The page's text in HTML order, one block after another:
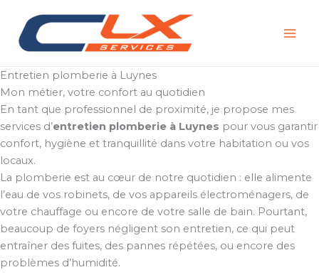
contenu
Entretien plomberie à Luynes
Mon métier, votre confort au quotidien
En tant que professionnel de proximité, je propose mes
services d’entretien plomberie à Luynes pour vous garantir
confort, hygiène et tranquillité dans votre habitation ou vos
locaux.
La plomberie est au cœur de notre quotidien : elle alimente
l’eau de vos robinets, de vos appareils électroménagers, de
votre chauffage ou encore de votre salle de bain. Pourtant,
beaucoup de foyers négligent son entretien, ce qui peut
entraîner des fuites, des pannes répétées, ou encore des
problèmes d’humidité.